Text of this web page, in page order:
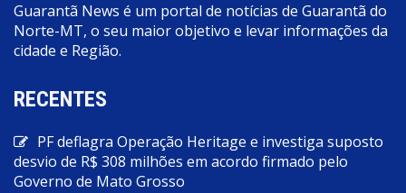
Guarantã News é um portal de notícias de Guarantã do
Norte-MT, o seu maior objetivo e levar informações da
cidade e Região.
RECENTES
PF deflagra Operação Heritage e investiga suposto
desvio de R$ 308 milhões em acordo firmado pelo
Governo de Mato Grosso